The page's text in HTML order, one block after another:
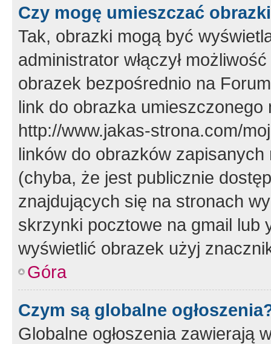
Czy mogę umieszczać
Tak, obrazki mogą być
administrator włączył
obrazek bezpośrednio na
link do obrazka
http://www.jakas-strona.com/
linków do obrazków
(chyba, że jest publicznie
znajdujących się na stronach
skrzynki pocztowe na gmail lub
wyświetlić obrazek użyj
Góra
Czym są globalne
Globalne ogłoszenia zawierają